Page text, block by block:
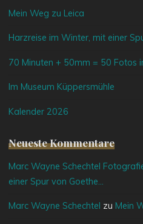
Mein Weg zu Leica
Harzreise im Winter, mit einer
70 Minuten + 50mm = 50 Fotos
Im Museum Küppersmühle
Kalender 2026
Neueste Kommentare
Marc Wayne Schechtel
einer Spur von Goethe…
Marc Wayne Schechtel zu Mein